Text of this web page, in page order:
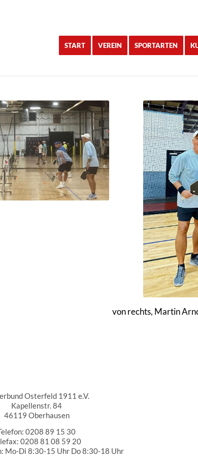
START VEREIN SPORTARTEN
von rechts, Martin
Osterfeld 1911 e.V.
Kapellenstr. 84
46119 Oberhausen
0208 89 15 30
0208 81 08 59 20
Mo-Di 8:30-15 Uhr Do 8:30-18 Uhr